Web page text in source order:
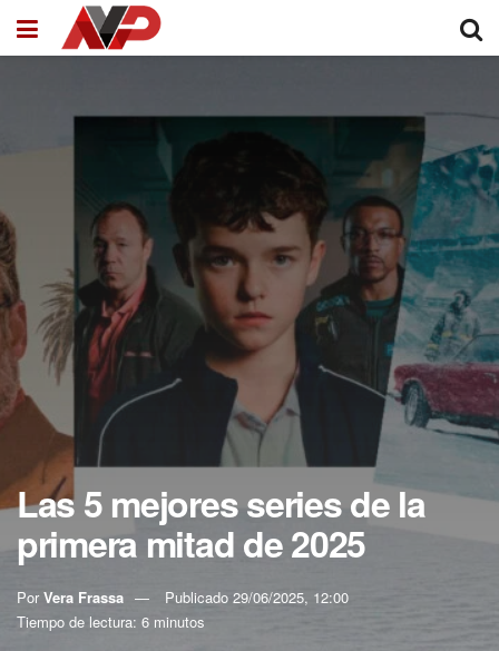
Las 5 mejores series de la
primera mitad de 2025
Por Vera Frassa Publicado 29/06/2025, 12:00
Tiempo de lectura: 6 minutos